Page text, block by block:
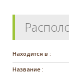
Находится в :
Название :